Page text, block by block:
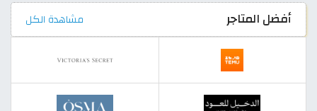
أفضل المتاجر مشاهدة الكل